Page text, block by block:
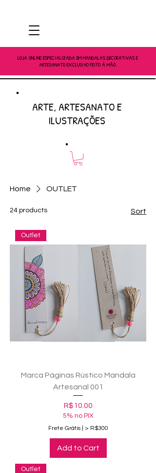
LOJA ONLINE ESPECIALIZADA EM MANDALAS DECORATIVAS E
ARTESANATO EXCLUSIVO FEITO À MÃO.
ARTE, ARTESANATO E
ILUSTRAÇÕES
Home OUTLET
24 products Sort
Outlet
Marca Páginas Rústico Mandala
Artesanal 001
Price
R$10.00
5% no PIX
Frete Grátis | > R$300
Add to Cart
Outlet